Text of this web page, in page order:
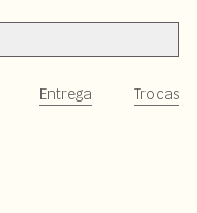
Entrega Trocas